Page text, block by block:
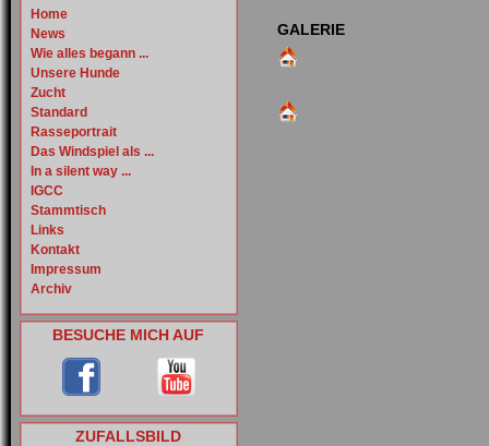
Home
News
Wie alles begann ...
Unsere Hunde
Zucht
Standard
Rasseportrait
Das Windspiel als ...
In a silent way ...
IGCC
Stammtisch
Links
Kontakt
Impressum
Archiv
BESUCHE MICH AUF
ZUFALLSBILD
GALERIE